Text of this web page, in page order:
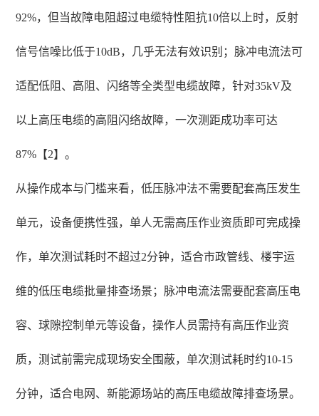
92%，但当故障电阻超过电缆特性阻抗10倍以上时，反射
信号信噪比低于10dB，几乎无法有效识别；脉冲电流法可
适配低阻、高阻、闪络等全类型电缆故障，针对35kV及
以上高压电缆的高阻闪络故障，一次测距成功率可达
87%【2】。
从操作成本与门槛来看，低压脉冲法不需要配套高压发生
单元，设备便携性强，单人无需高压作业资质即可完成操
作，单次测试耗时不超过2分钟，适合市政管线、楼宇运
维的低压电缆批量排查场景；脉冲电流法需要配套高压电
容、球隙控制单元等设备，操作人员需持有高压作业资
质，测试前需完成现场安全围蔽，单次测试耗时约10-15
分钟，适合电网、新能源场站的高压电缆故障排查场景。